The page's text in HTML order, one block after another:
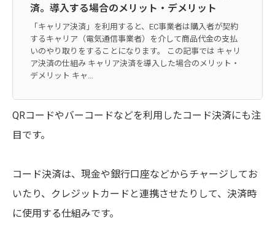
済。導入する場合のメリット・デメリット
「キャリア決済」を利用すると、EC事業者は購入者が契約
するキャリア（電気通信事業者）を介して商品代金の支払
いのやり取りをすることになります。 この記事では キャリ
ア決済の仕組み キャリア決済を導入した場合のメリット・
デメリット キャ...
QRコードやバーコードなどを利用したコード決済にも注
目です。
コード決済は、現金や銀行口座などからチャージしてお
いたり、クレジットカードと連携させたりして、決済時
に使用する仕組みです。